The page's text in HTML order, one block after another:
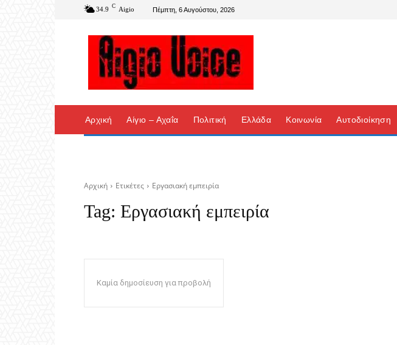
34.9 C Aigio Πέμπτη, 6 Αυγούστου, 2026
Αρχική Αίγιο – Αχαΐα Πολιτική Ελλάδα Κοινωνία Αυτοδιοίκηση
Αρχική Ετικέτες Εργασιακή εμπειρία
Tag: Εργασιακή εμπειρία
Καμία δημοσίευση για προβολή